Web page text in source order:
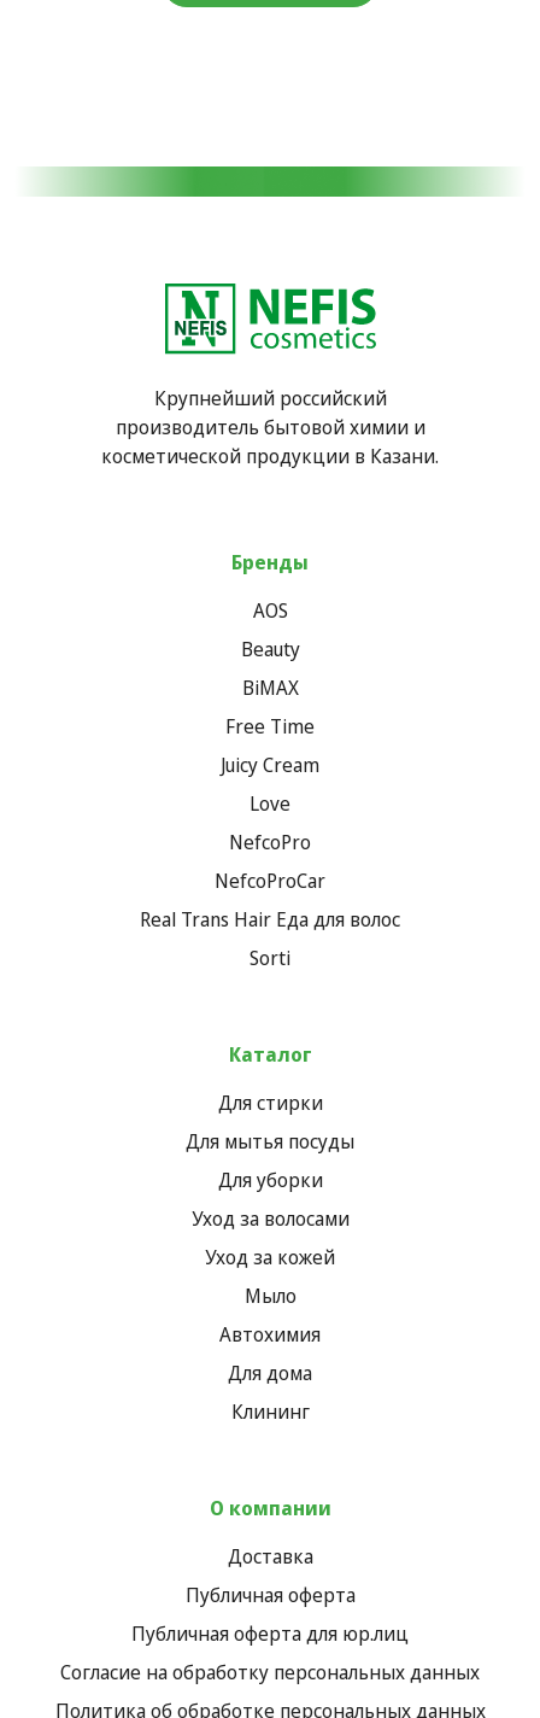
Крупнейший российский
производитель бытовой химии и
косметической продукции в Казани.
Бренды
AOS
Beauty
BiMAX
Free Time
Juicy Cream
Love
NefcoPro
NefcoProCar
Real Trans Hair Еда для волос
Sorti
Каталог
Для стирки
Для мытья посуды
Для уборки
Уход за волосами
Уход за кожей
Мыло
Автохимия
Для дома
Клининг
О компании
Доставка
Публичная оферта
Публичная оферта для юр.лиц
Согласие на обработку персональных данных
Политика об обработке персональных данных